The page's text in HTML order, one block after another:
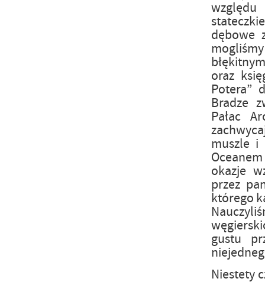
względu
dębowe
oraz
Potera”
Bradze
Pałac
muszle i
okazje
przez
którego
gustu
Niestety